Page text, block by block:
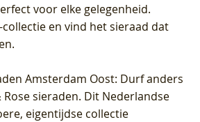
voor elke gelegenheid.
collectie en vind het sieraad dat
Amsterdam Oost: Durf anders
Rose sieraden. Dit Nederlandse
eigentijdse collectie